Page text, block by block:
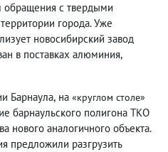
обращения с твердыми
города. Уже
новосибирский завод
в поставках алюминия,
Барнаула, на «круглом столе»
барнаульского полигона ТКО
нового аналогичного объекта.
предложили разгрузить